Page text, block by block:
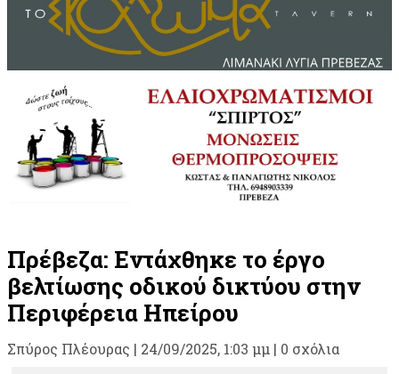
Πρέβεζα: Εντάχθηκε το έργο
βελτίωσης οδικού δικτύου στην
Περιφέρεια Ηπείρου
Σπύρος Πλέουρας | 24/09/2025, 1:03 μμ | 0 σχόλια